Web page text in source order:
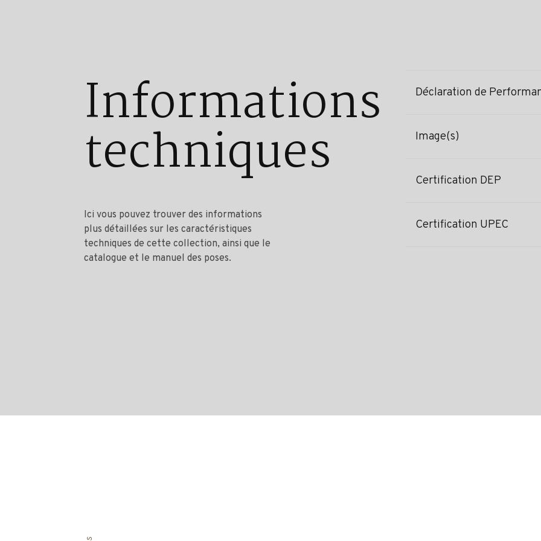
Informations
techniques
Ici vous pouvez trouver des informations
plus détaillées sur les caractéristiques
techniques de cette collection, ainsi que le
catalogue et le manuel des poses.
Déclaration de
Image(s)
Certification DEP
Certification UPEC